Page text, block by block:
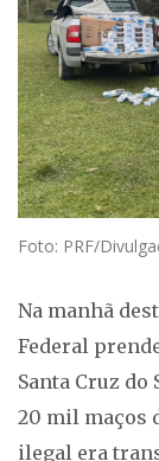
Foto: PRF/
Na manhã
Federal
Santa Cruz
20 mil maços
ilegal era